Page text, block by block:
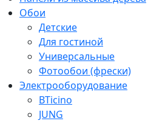
Обои
Детские
Для гостиной
Универсальные
Фотообои (фрески)
Электрооборудование
BTicino
JUNG